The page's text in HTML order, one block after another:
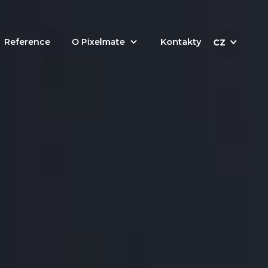
Reference O Pixelmate Kontakty CZ